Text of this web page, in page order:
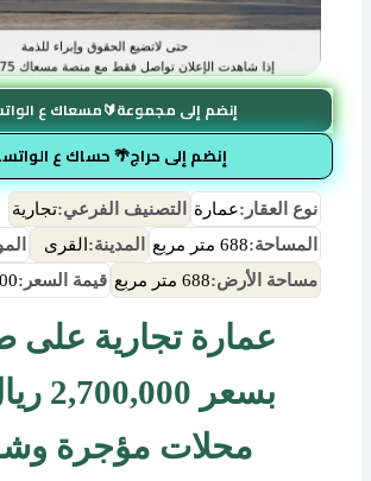
إنضم إلى مجموعة🔰مسعاك ع
إنضم إلى حراج🌴 حساك ع
نوع العقار:عمارة التصنيف الفرعي:تجارية
المساحة:688 متر مربع المدينة: القرى
مساحة الأرض:688 متر مربع قيمة السعر:
عمارة تجارية
بسعر
محلات مؤجرة